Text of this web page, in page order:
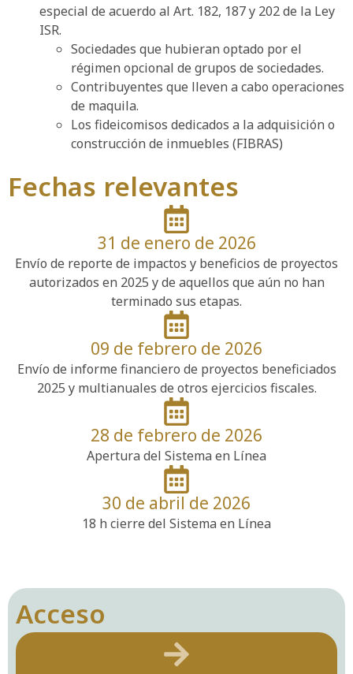
especial de acuerdo al Art. 182, 187 y 202 de la Ley
ISR.
Sociedades que hubieran optado por el
régimen opcional de grupos de sociedades.
Contribuyentes que lleven a cabo operaciones
de maquila.
Los fideicomisos dedicados a la adquisición o
construcción de inmuebles (FIBRAS)
Fechas relevantes
31 de enero de 2026
Envío de reporte de impactos y beneficios de proyectos
autorizados en 2025 y de aquellos que aún no han
terminado sus etapas.
09 de febrero de 2026
Envío de informe financiero de proyectos beneficiados
2025 y multianuales de otros ejercicios fiscales.
28 de febrero de 2026
Apertura del Sistema en Línea
30 de abril de 2026
18 h cierre del Sistema en Línea
Acceso